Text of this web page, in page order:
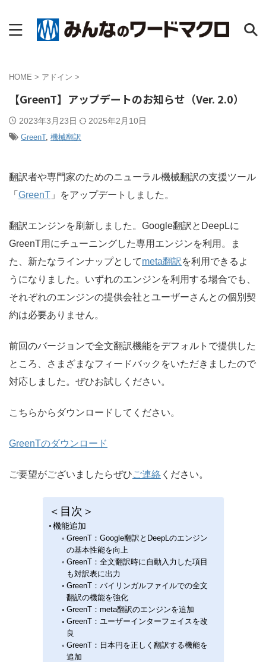
HOME > アドイン >
【GreenT】アップデートのお知らせ（Ver. 2.0）
2023年3月23日 2025年2月10日
GreenT, 機械翻訳
翻訳者や専門家のためのニューラル機械翻訳の支援ツール
「 GreenT 」をアップデートしました。
翻訳エンジンを刷新しました。Google翻訳とDeepLに
GreenT用にチューニングした専用エンジンを利用。ま
た、新たなラインナップとしてmeta翻訳 を利用できるよ
うになりました。いずれのエンジンを利用する場合でも、
それぞれのエンジンの提供会社とユーザーさんとの個別契
約は必要ありません。
前回のバージョンで全文翻訳機能をデフォルトで提供した
ところ、さまざまなフィードバックをいただきましたので
対応しました。ぜひお試しください。
こちらからダウンロードしてください。
GreenTのダウンロード
ご要望がございましたらぜひご連絡 ください。
＜目次＞
機能追加
GreenT：Google翻訳とDeepLのエンジン
の基本性能を向上
GreenT：全文翻訳時に自動入力した項目
も対訳表に出力
GreenT：バイリンガルファイルでの全文
翻訳の機能を強化
GreenT：meta翻訳のエンジンを追加
GreenT：ユーザーインターフェイスを改
良
GreenT：日本円を正しく翻訳する機能を
追加